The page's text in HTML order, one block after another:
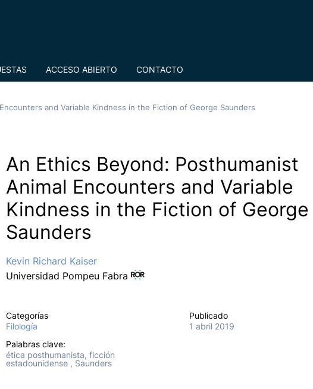
ACCESO ABIERTO CONTACTO
and Variable Kindness in the Fiction of George Saunders
An Ethics Beyond: Posthumanist
Animal Encounters and Variable
Kindness in the Fiction of George
Saunders
Kevin Richard Kaiser
Universidad Pompeu Fabra
Categorías
Filología
Palabras clave:
ética posthumanista, ficción
estadounidense , Saunders
Publicado
1 abril 2019